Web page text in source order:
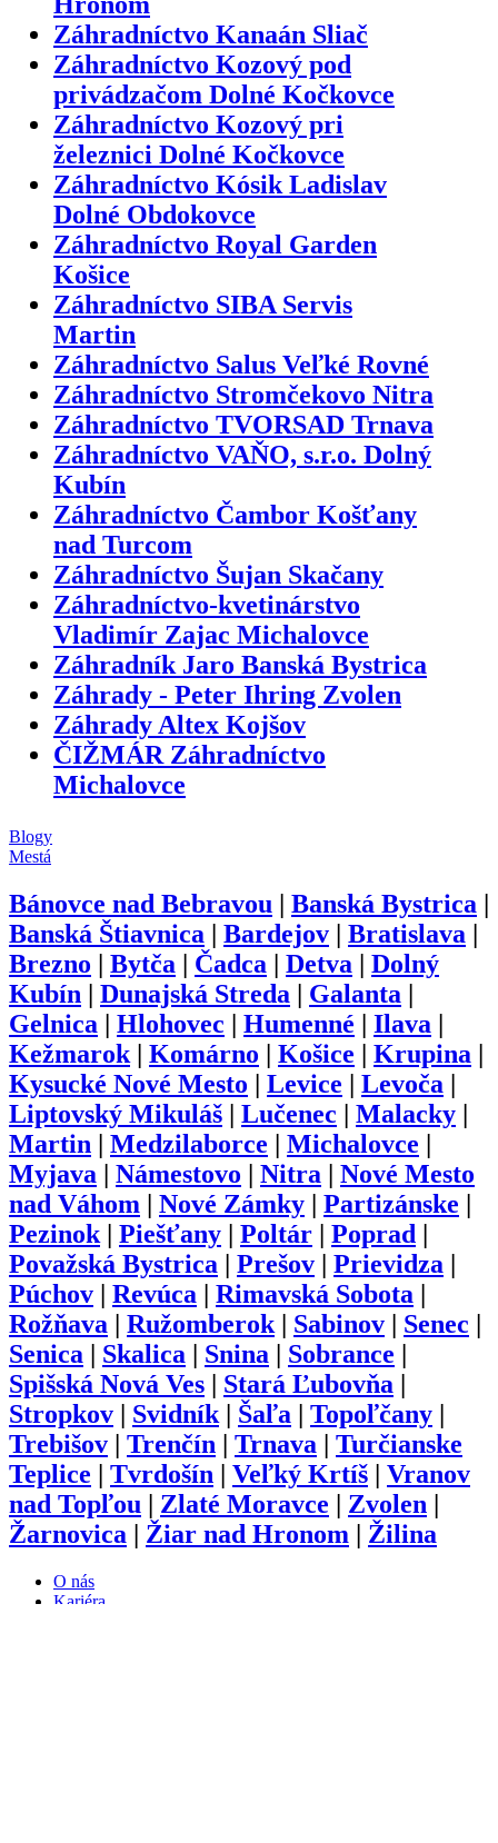
Záhradníctvo Kanaán Sliač
Záhradníctvo Kozový pod
privádzačom Dolné Kočkovce
Záhradníctvo Kozový pri
železnici Dolné Kočkovce
Záhradníctvo Kósik Ladislav
Dolné Obdokovce
Záhradníctvo Royal Garden
Košice
Záhradníctvo SIBA Servis
Martin
Záhradníctvo Salus Veľké Rovné
Záhradníctvo Stromčekovo Nitra
Záhradníctvo TVORSAD Trnava
Záhradníctvo VAŇO, s.r.o. Dolný
Kubín
Záhradníctvo Čambor Košťany
nad Turcom
Záhradníctvo Šujan Skačany
Záhradníctvo-kvetinárstvo
Vladimír Zajac Michalovce
Záhradník Jaro Banská Bystrica
Záhrady - Peter Ihring Zvolen
Záhrady Altex Kojšov
ČIŽMÁR Záhradníctvo
Michalovce
Blogy
Mestá
Bánovce nad Bebravou | Banská Bystrica |
Banská Štiavnica | Bardejov | Bratislava |
Brezno | Bytča | Čadca | Detva | Dolný
Kubín | Dunajská Streda | Galanta |
Gelnica | Hlohovec | Humenné | Ilava |
Kežmarok | Komárno | Košice | Krupina |
Kysucké Nové Mesto | Levice | Levoča |
Liptovský Mikuláš | Lučenec | Malacky |
Martin | Medzilaborce | Michalovce |
Myjava | Námestovo | Nitra | Nové Mesto
nad Váhom | Nové Zámky | Partizánske |
Pezinok | Piešťany | Poltár | Poprad |
Považská Bystrica | Prešov | Prievidza |
Púchov | Revúca | Rimavská Sobota |
Rožňava | Ružomberok | Sabinov | Senec |
Senica | Skalica | Snina | Sobrance |
Spišská Nová Ves | Stará Ľubovňa |
Stropkov | Svidník | Šaľa | Topoľčany |
Trebišov | Trenčín | Trnava | Turčianske
Teplice | Tvrdošín | Veľký Krtíš | Vranov
nad Topľou | Zlaté Moravce | Zvolen |
Žarnovica | Žiar nad Hronom | Žilina
O nás
Kariéra